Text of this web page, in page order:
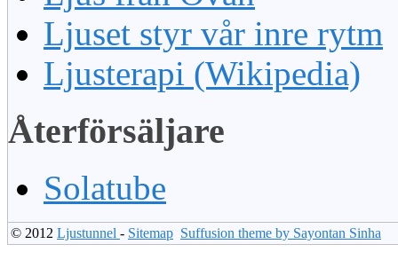
Ljuset styr vår inre rytm
Ljusterapi (Wikipedia)
Återförsäljare
Solatube
© 2012 Ljustunnel - Sitemap Suffusion theme by Sayontan Sinha